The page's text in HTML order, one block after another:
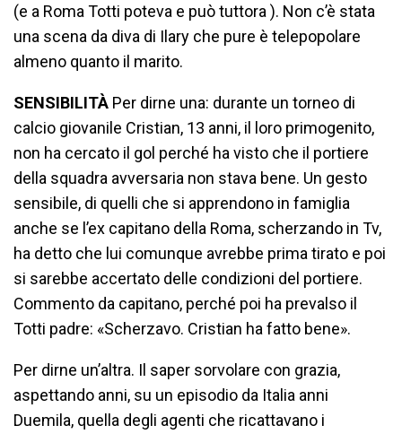
(e a Roma Totti poteva e può tuttora ). Non c’è stata
una scena da diva di Ilary che pure è telepopolare
almeno quanto il marito.
SENSIBILITÀ Per dirne una: durante un torneo di
calcio giovanile Cristian, 13 anni, il loro primogenito,
non ha cercato il gol perché ha visto che il portiere
della squadra avversaria non stava bene. Un gesto
sensibile, di quelli che si apprendono in famiglia
anche se l’ex capitano della Roma, scherzando in Tv,
ha detto che lui comunque avrebbe prima tirato e poi
si sarebbe accertato delle condizioni del portiere.
Commento da capitano, perché poi ha prevalso il
Totti padre: «Scherzavo. Cristian ha fatto bene».
Per dirne un’altra. Il saper sorvolare con grazia,
aspettando anni, su un episodio da Italia anni
Duemila, quella degli agenti che ricattavano i